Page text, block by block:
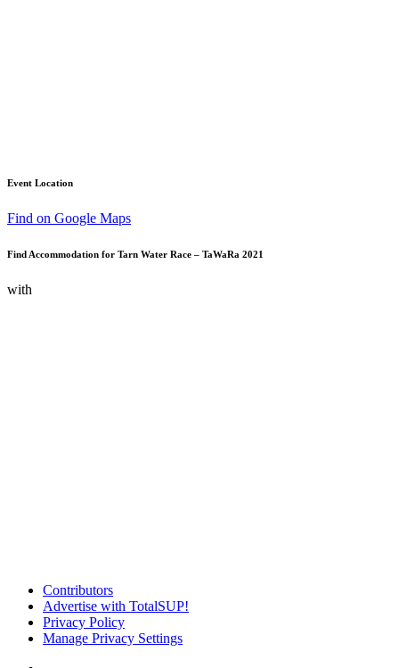
Event Location
Find on Google Maps
Find Accommodation for Tarn Water Race – TaWaRa 2021
with
Contributors
Advertise with TotalSUP!
Privacy Policy
Manage Privacy Settings